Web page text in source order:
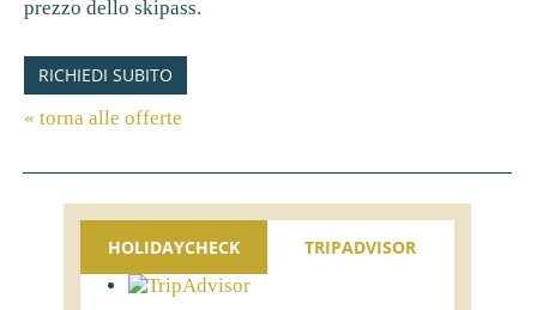
prezzo dello skipass.
RICHIEDI SUBITO
« torna alle offerte
HOLIDAYCHECK TRIPADVISOR